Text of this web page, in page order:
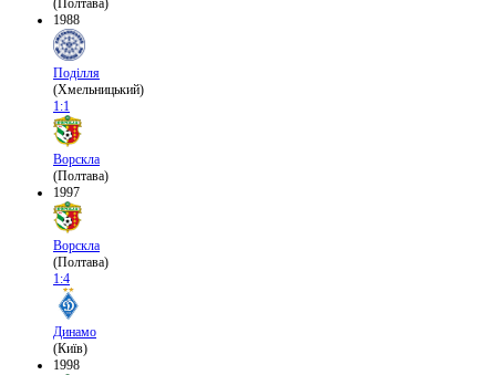
(Полтава)
1988
Поділля
(Хмельницький)
1:1
Ворскла
(Полтава)
1997
Ворскла
(Полтава)
1:4
Динамо
(Київ)
1998